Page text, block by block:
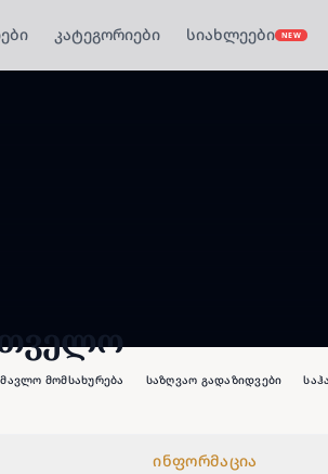
კატეგორიები სიახლეები NEW
მომსახურება საზღვაო გადაზიდვები
ინფორმაცია